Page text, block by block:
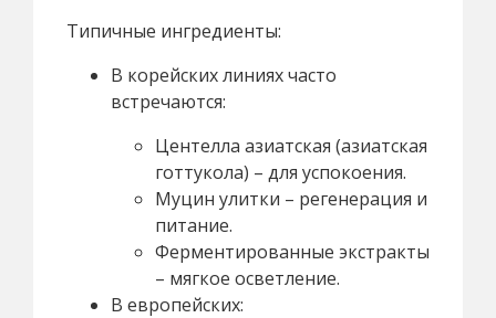
Типичные ингредиенты:
В корейских линиях часто
встречаются:
Центелла азиатская (азиатская
готтукола) – для успокоения.
Муцин улитки – регенерация и
питание.
Ферментированные экстракты
– мягкое осветление.
В европейских: